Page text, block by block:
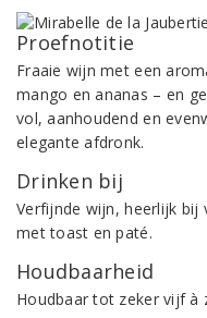
Proefnotitie
Fraaie wijn met een
mango en ananas – en
vol, aanhoudend en
elegante afdronk.
Drinken bij
Verfijnde wijn, heerlijk bij
met toast en paté.
Houdbaarheid
Houdbaar tot zeker vijf à